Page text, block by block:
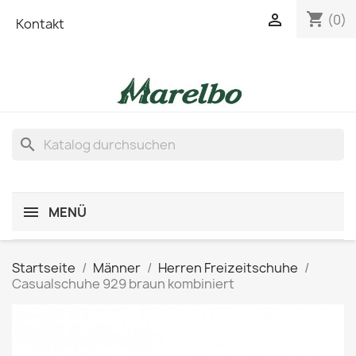
Kontakt shopping_cart (0)

search
MENÜ
Startseite Männer
Herren Freizeitschuhe
Casualschuhe 929 braun kombiniert